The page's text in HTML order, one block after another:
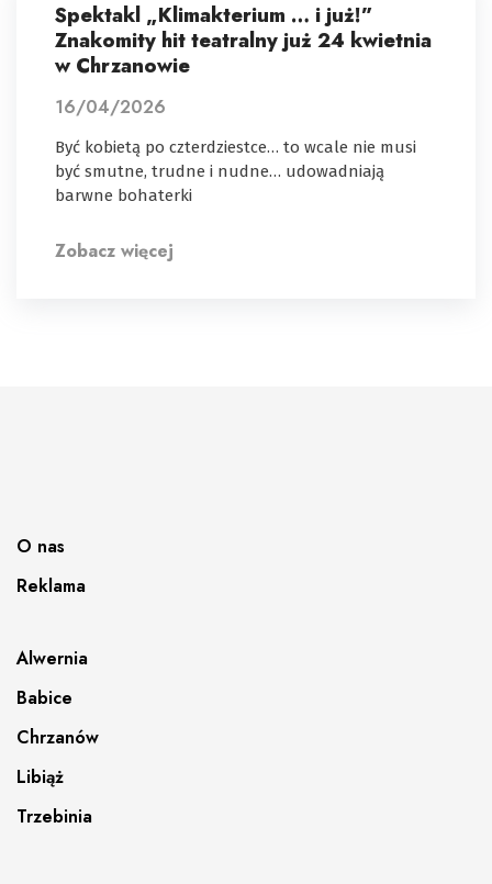
Spektakl „Klimakterium … i już!”
Znakomity hit teatralny już 24 kwietnia
w Chrzanowie
16/04/2026
Być kobietą po czterdziestce… to wcale nie musi
być smutne, trudne i nudne… udowadniają
barwne bohaterki
Zobacz więcej
O nas
Reklama
Alwernia
Babice
Chrzanów
Libiąż
Trzebinia